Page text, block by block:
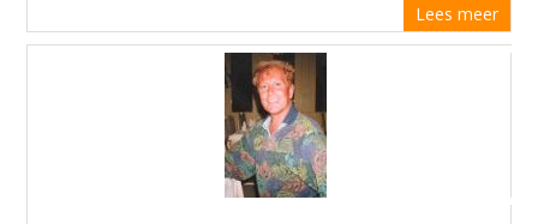
Lees meer